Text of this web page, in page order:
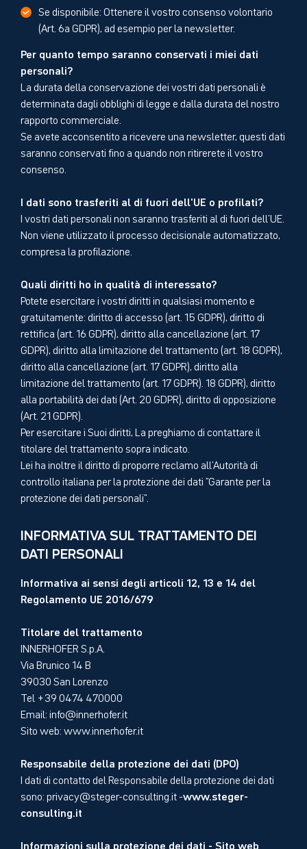
Se disponibile: Ottenere il vostro consenso volontario
(Art. 6a GDPR), ad esempio per la newsletter.
Per quanto tempo saranno conservati i miei dati
personali?
La durata della conservazione dei vostri dati personali è
determinata dagli obblighi di legge e dalla durata del nostro
rapporto commerciale.
Se avete acconsentito a ricevere una newsletter, questi dati
saranno conservati fino a quando non ritirerete il vostro
consenso.
I dati sono trasferiti al di fuori dell'UE o profilati?
I vostri dati personali non saranno trasferiti al di fuori dell'UE.
Non viene utilizzato il processo decisionale automatizzato,
compresa la profilazione.
Quali diritti ho in qualità di interessato?
Potete esercitare i vostri diritti in qualsiasi momento e
gratuitamente: diritto di accesso (art. 15 GDPR), diritto di
rettifica (art. 16 GDPR), diritto alla cancellazione (art. 17
GDPR), diritto alla limitazione del trattamento (art. 18 GDPR),
diritto alla cancellazione (art. 17 GDPR), diritto alla
limitazione del trattamento (art. 17 GDPR). 18 GDPR), diritto
alla portabilità dei dati (Art. 20 GDPR), diritto di opposizione
(Art. 21 GDPR).
Per esercitare i Suoi diritti, La preghiamo di contattare il
titolare del trattamento sopra indicato.
Lei ha inoltre il diritto di proporre reclamo all'Autorità di
controllo italiana per la protezione dei dati "Garante per la
protezione dei dati personali".
INFORMATIVA SUL TRATTAMENTO DEI
DATI PERSONALI
Informativa ai sensi degli articoli 12, 13 e 14 del
Regolamento UE 2016/679
Titolare del trattamento
INNERHOFER S.p.A.
Via Brunico 14 B
39030 San Lorenzo
Tel +39 0474 470000
Email:info@innerhofer.it
Sito web: www.innerhofer.it
Responsabile della protezione dei dati (DPO)
I dati di contatto del Responsabile della protezione dei dati
sono:privacy@steger-consulting.it-www.steger-
consulting.it
Informazioni sulla protezione dei dati - Sito web